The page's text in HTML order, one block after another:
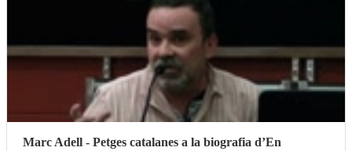
Marc Adell - Petges catalanes a la biografia d’En